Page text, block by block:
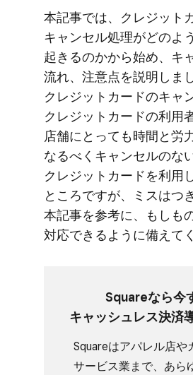
本記事では、​クレジット
キャンセル処理が​どのよ
起きるのかから​始め、​キ
流れ、​注意点を​説明しま
クレジットカードの​キャ
クレジットカードの​利用
店舗に​とっても​時間と​労
なるべく​キャンセルの​な
クレジットカードを​利用
ところですが、​ミスは​つ
本記事を​参考に、もしも
対応できるように​備えて
Squareなら​今
キャッシュレス決済
Squareは​アパレル店や​
サービス業まで、​あら